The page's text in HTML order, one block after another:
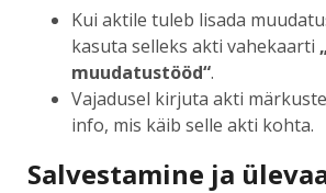
Kui aktile tuleb lisada
kasuta selleks akti vahekaarti
muudatustööd“.
Vajadusel kirjuta akti
info, mis käib selle akti kohta.
Salvestamine ja